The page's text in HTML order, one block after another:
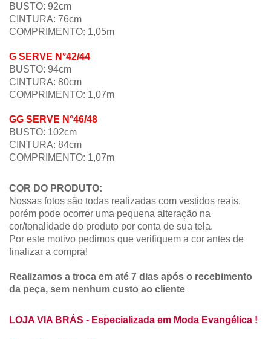
BUSTO: 92cm
CINTURA: 76cm
COMPRIMENTO: 1,05m
G SERVE N°42/44
BUSTO: 94cm
CINTURA: 80cm
COMPRIMENTO: 1,07m
GG SERVE N°46/48
BUSTO: 102cm
CINTURA: 84cm
COMPRIMENTO: 1,07m
COR DO PRODUTO:
Nossas fotos são todas realizadas com vestidos reais,
porém pode ocorrer uma pequena alteração na
cor/tonalidade do produto por conta de sua tela.
Por este motivo pedimos que verifiquem a cor antes de
finalizar a compra!
Realizamos a troca em até 7 dias após o recebimento
da peça, sem nenhum custo ao cliente
LOJA VIA BRÁS - Especializada em Moda Evangélica !